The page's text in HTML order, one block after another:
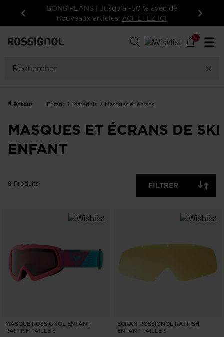
Précédent
BONS PLANS | Jusqu’à -50 % avec de
nouveaux articles.ACHETEZ ICI
0 ☰
Retour Enfant Matériels Masques et écrans
MASQUES ET ÉCRANS DE SKI
ENFANT
AFFICHER
DISPONIBLES
8 Produits FILTRER
MASQUE ROSSIGNOL ENFANT
RAFFISH TAILLE S
ÉCRAN ROSSIGNOL RAFFISH
ENFANT TAILLE S